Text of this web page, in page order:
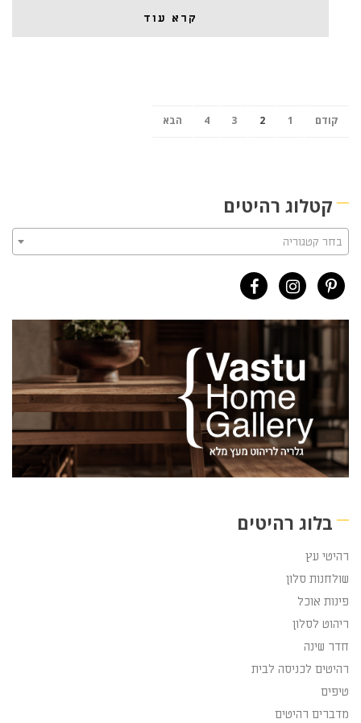
קרא עוד
קודם 1
2
3
4 הבא
קטלוג רהיטים
בחר קטגוריה
בלוג רהיטים
רהיטי עץ
שולחנות סלון
פינות אוכל
ריהוט לסלון
חדר שינה
רהיטים לכניסה לבית
טיפים
מדברים רהיטים